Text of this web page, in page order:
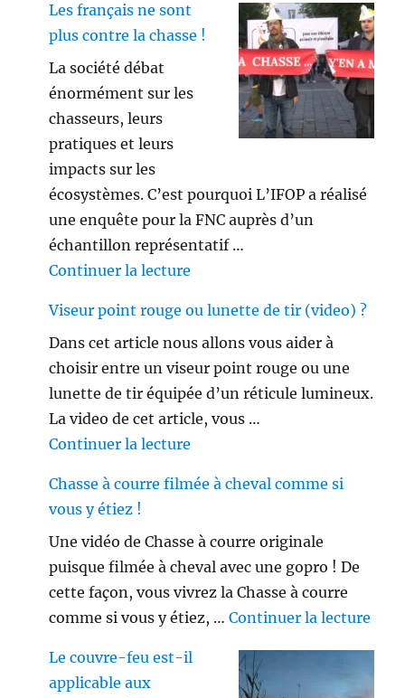
Les français ne sont
plus contre la chasse !
La société débat
énormément sur les
chasseurs, leurs
pratiques et leurs
impacts sur les
écosystèmes. C’est pourquoi L’IFOP a réalisé
une enquête pour la FNC auprès d’un
échantillon représentatif …
Continuer la lecture
Viseur point rouge ou lunette de tir (video) ?
Dans cet article nous allons vous aider à
choisir entre un viseur point rouge ou une
lunette de tir équipée d’un réticule lumineux.
La video de cet article, vous …
Continuer la lecture
Chasse à courre filmée à cheval comme si
vous y étiez !
Une vidéo de Chasse à courre originale
puisque filmée à cheval avec une gopro ! De
cette façon, vous vivrez la Chasse à courre
comme si vous y étiez, …Continuer la lecture
Le couvre-feu est-il
applicable aux